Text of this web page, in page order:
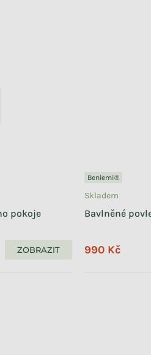
pokoje
ZOBRAZIT
Benlemi®
Bavlněné
Skladem
990 Kč